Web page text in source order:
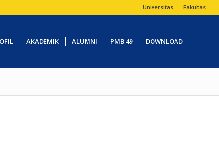
Universitas Fakultas
AKADEMIK ALUMNI PMB 49 DOWNLOAD